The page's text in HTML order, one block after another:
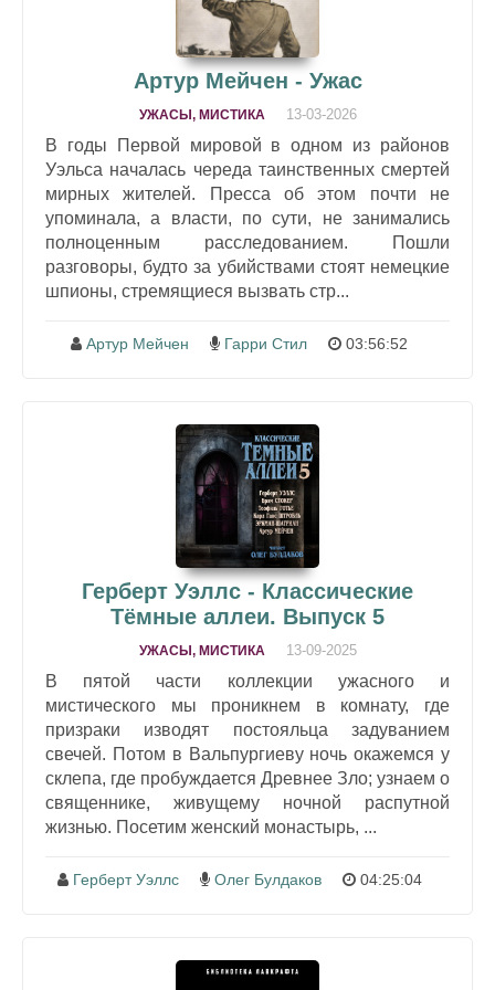
Артур Мейчен - Ужас
УЖАСЫ, МИСТИКА 13-03-2026
В годы Первой мировой в одном из районов
Уэльса началась череда таинственных смертей
мирных жителей. Пресса об этом почти не
упоминала, а власти, по сути, не занимались
полноценным расследованием. Пошли
разговоры, будто за убийствами стоят немецкие
шпионы, стремящиеся вызвать стр...
Артур Мейчен Гарри Стил 03:56:52
Герберт Уэллс - Классические
Тёмные аллеи. Выпуск 5
УЖАСЫ, МИСТИКА 13-09-2025
В пятой части коллекции ужасного и
мистического мы проникнем в комнату, где
призраки изводят постояльца задуванием
свечей. Потом в Вальпургиеву ночь окажемся у
склепа, где пробуждается Древнее Зло; узнаем о
священнике, живущему ночной распутной
жизнью. Посетим женский монастырь, ...
Герберт Уэллс Олег Булдаков 04:25:04